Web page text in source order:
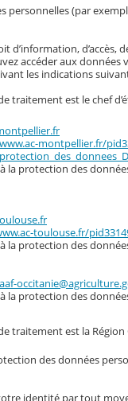
(par
accéder aux données
les indications
traitement est le chef
montpellier.fr/
protection des
toulouse.fr/
protection des
protection des
traitement est la Région
des données
identité par tout